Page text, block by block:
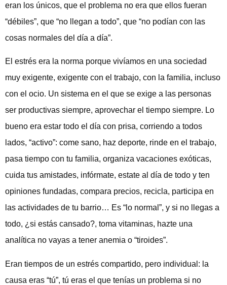
eran los únicos, que el problema no era que ellos fueran
“débiles”, que “no llegan a todo”, que “no podían con las
cosas normales del día a día”.
El estrés era la norma porque vivíamos en una sociedad
muy exigente, exigente con el trabajo, con la familia, incluso
con el ocio. Un sistema en el que se exige a las personas
ser productivas siempre, aprovechar el tiempo siempre. Lo
bueno era estar todo el día con prisa, corriendo a todos
lados, “activo”: come sano, haz deporte, rinde en el trabajo,
pasa tiempo con tu familia, organiza vacaciones exóticas,
cuida tus amistades, infórmate, estate al día de todo y ten
opiniones fundadas, compara precios, recicla, participa en
las actividades de tu barrio… Es “lo normal”, y si no llegas a
todo, ¿si estás cansado?, toma vitaminas, hazte una
analítica no vayas a tener anemia o “tiroides”.
Eran tiempos de un estrés compartido, pero individual: la
causa eras “tú”, tú eras el que tenías un problema si no